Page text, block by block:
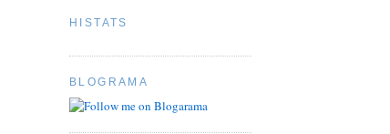
HISTATS
BLOGRAMA